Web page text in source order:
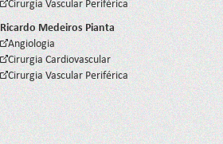
Cirurgia Vascular Periférica
Ricardo Medeiros Pianta
Angiologia
Cirurgia Cardiovascular
Cirurgia Vascular Periférica